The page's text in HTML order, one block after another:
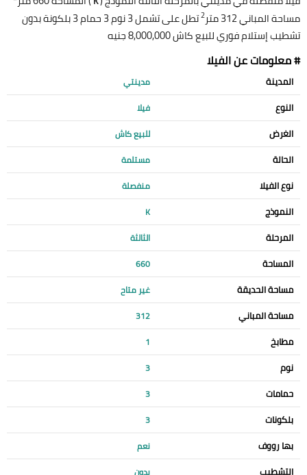
مساحة المباني 312 متر 2
تطل على تشمل 3 نوم 3 حمام 3 بلكونة بدون
تشطيب إستلام فوري للبيع كاش 8,000,000 جنيه
# معلومات عن الفيلا
المدينة مدينتي
النوع فيلا
الغرض للبيع كاش
الحالة مستلمة
نوع الفيلا منفصلة
النموذج K
المرحلة الثالثة
المساحة 660
مساحة الحديقة غير متاح
مساحة المباني 312
مطابخ 1
نوم 3
حمامات 3
بلكونات 3
بها رووف نعم